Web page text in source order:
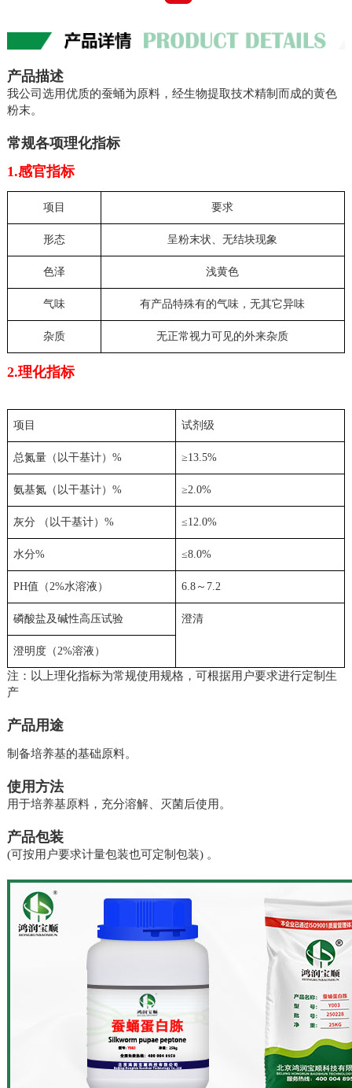
产品描述
我公司选用优质的蚕蛹为原料，经生物提取技术精制而成的黄色
粉末。
常规各项理化指标
1.感官指标
项目 要求
形态 呈粉末状、无结块现象
色泽 浅黄色
气味 有产品特殊有的气味，无其它异味
杂质 无正常视力可见的外来杂质
2.理化指标
项目 试剂级
总氮量（以干基计） % ≥13.5%
氨基氮（以干基计） % ≥2.0%
灰分 （以干基计） % ≤12.0%
水分% ≤8.0%
PH值（2%水溶液） 6.8～ 7.2
磷酸盐及碱性高压试验 澄清
澄明度（2%溶液）
注：以上理化指标为常规使用规格，可根据用户要求进行定制生
产
产品用途
制备培养基的基础原料。
使用方法
用于培养基原料，充分溶解、灭菌后使用。
产品包装
(可按用户要求计量包装也可定制包装) 。